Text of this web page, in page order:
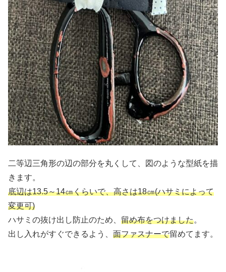
二等辺三角形の辺の部分を丸くして、図のような型紙を描
きます。
底辺は13.5～14㎝くらいで、高さは18㎝(ハサミによって
変更可)
ハサミの抜け出し防止のため、 留め布をつけました。
出し入れがすぐできるよう、 面ファスナーで留めてます。